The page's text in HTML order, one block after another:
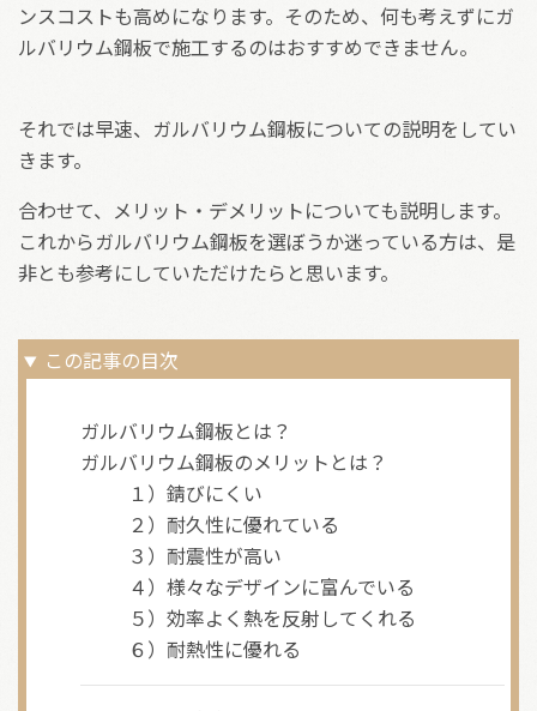
ンスコストも高めになります。そのため、何も考えずにガ
ルバリウム鋼板で施工するのはおすすめできません。
それでは早速、ガルバリウム鋼板についての説明をしてい
きます。
合わせて、メリット・デメリットについても説明します。
これからガルバリウム鋼板を選ぼうか迷っている方は、是
非とも参考にしていただけたらと思います。
この記事の目次
ガルバリウム鋼板とは？
ガルバリウム鋼板のメリットとは？
１）錆びにくい
２）耐久性に優れている
３）耐震性が高い
４）様々なデザインに富んでいる
５）効率よく熱を反射してくれる
６）耐熱性に優れる